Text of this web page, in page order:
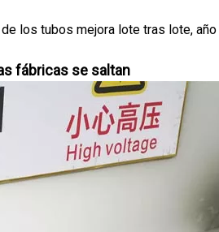
los tubos mejora lote tras lote, año
fábricas se saltan